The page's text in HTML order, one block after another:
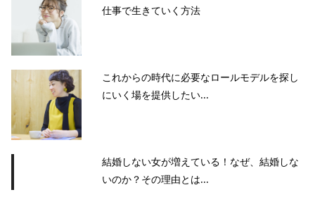
仕事で生きていく方法
これからの時代に必要なロールモデルを探し
にいく場を提供したい...
結婚しない女が増えている！なぜ、結婚しな
いのか？その理由とは...